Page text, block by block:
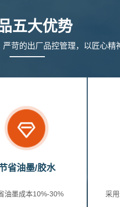
五大优势
苛的出厂品控管理，以匠心精
省油墨/胶水
油墨成本10%-30% 采